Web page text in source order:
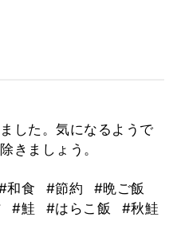
した。気になるようで
きましょう。
和食 #節約
#晩ご飯
#鮭 #はらこ飯
#秋鮭